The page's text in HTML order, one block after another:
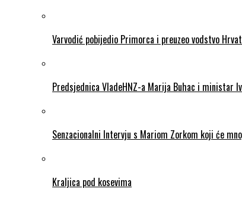
Varvodić pobijedio Primorca i preuzeo vodstvo
Predsjednica VladeHNZ-a Marija Buhac i ministar
Senzacionalni Intervju s Mariom Zorkom koji će
Kraljica pod kosevima